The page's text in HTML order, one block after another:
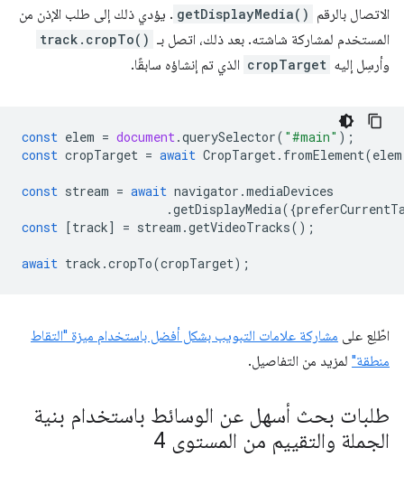
الاتصال بالرقم getDisplayMedia() . يؤدي ذلك إلى طلب الإذن من
المستخدم لمشاركة شاشته. بعد ذلك، اتصل بـ track.cropTo()
وأرسِل إليه cropTarget الذي تم إنشاؤه سابقًا.
const elem = document.querySelector( "#main" );
const cropTarget = await CropTarget. fromElement(elem
const stream = await navigator .mediaDevices
.getDisplayMedia({
const [track] = stream .getVideoTracks();
await track .cropTo(cropTarget);
اطّلِع على مشاركة علامات التبويب بشكل أفضل باستخدام ميزة "التقاط
منطقة" لمزيد من التفاصيل.
طلبات بحث أسهل عن الوسائط باستخدام بنية
الجملة والتقييم من المستوى 4